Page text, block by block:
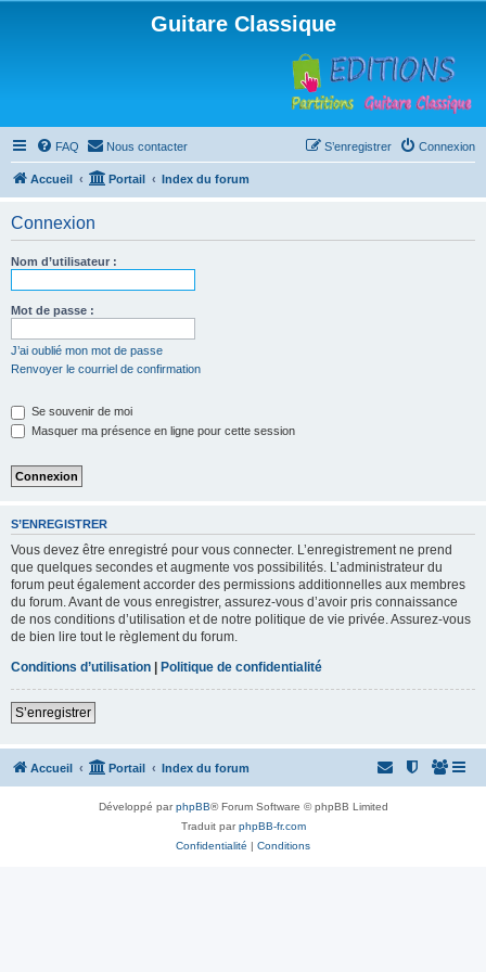
Guitare Classique
FAQ Nous contacter Connexion
S’enregistrer
Accueil Portail Index du forum
Connexion
Nom d’utilisateur :
Mot de passe :
J’ai oublié mon mot de passe
Renvoyer le courriel de confirmation
Se souvenir de moi
Masquer ma présence en ligne pour cette session
S’ENREGISTRER
Vous devez être enregistré pour vous connecter. L’enregistrement ne prend
que quelques secondes et augmente vos possibilités. L’administrateur du
forum peut également accorder des permissions additionnelles aux membres
du forum. Avant de vous enregistrer, assurez-vous d’avoir pris connaissance
de nos conditions d’utilisation et de notre politique de vie privée. Assurez-vous
de bien lire tout le règlement du forum.
Conditions d’utilisation | Politique de confidentialité
S’enregistrer
Accueil Portail Index du forum
Développé parphpBB® Forum Software © phpBB Limited
Traduit parphpBB-fr.com
Confidentialité | Conditions